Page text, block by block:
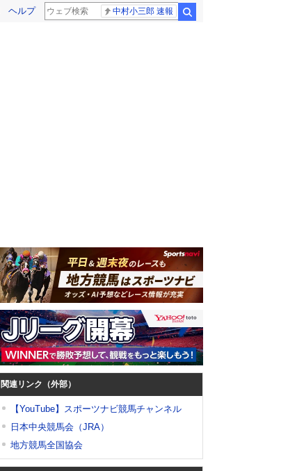
ヘルプ 中村小三郎 速報
関連リンク（外部）
【YouTube】スポーツナビ競馬チャンネル
日本中央競馬会（JRA）
地方競馬全国協会